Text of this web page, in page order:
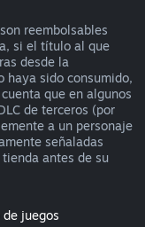
reembolsables
si el título al que
desde la
haya sido consumido,
que en algunos
de terceros (por
a un personaje
señaladas
tienda antes de su
de juegos